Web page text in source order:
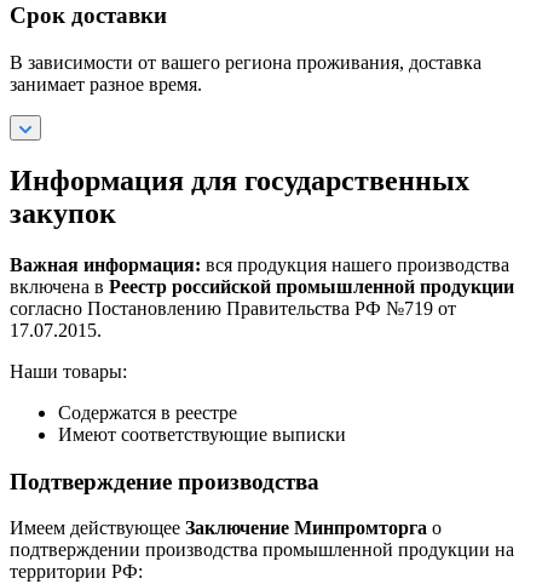
Срок доставки
В зависимости от вашего региона проживания, доставка
занимает разное время.
Информация для государственных
закупок
Важная информация: вся продукция нашего производства
включена в Реестр российской промышленной продукции
согласно Постановлению Правительства РФ №719 от
17.07.2015.
Наши товары:
Содержатся в реестре
Имеют соответствующие выписки
Подтверждение производства
Имеем действующее Заключение Минпромторга о
подтверждении производства промышленной продукции на
территории РФ: